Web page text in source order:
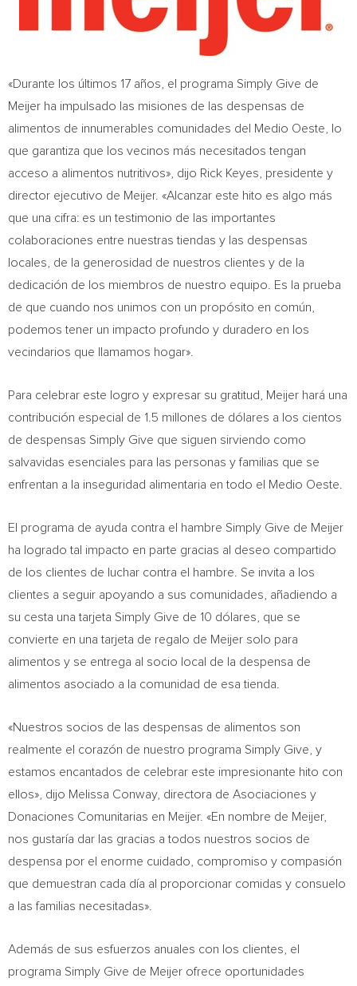
«Durante los últimos 17 años, el programa Simply Give de
Meijer ha impulsado las misiones de las despensas de
alimentos de innumerables comunidades del
Medio Oeste , lo
que garantiza que los vecinos más necesitados tengan
acceso a alimentos nutritivos», dijo Rick Keyes , presidente y
director ejecutivo de Meijer. «Alcanzar este hito es algo más
que una cifra: es un testimonio de las importantes
colaboraciones entre nuestras tiendas y las despensas
locales, de la generosidad de nuestros clientes y de la
dedicación de los miembros de nuestro equipo. Es la prueba
de que cuando nos unimos con un propósito en común,
podemos tener un impacto profundo y duradero en los
vecindarios que llamamos hogar».
Para celebrar este logro y expresar su gratitud, Meijer hará una
contribución especial de 1.5 millones de dólares a los cientos
de despensas Simply Give que siguen sirviendo como
salvavidas esenciales para las personas y familias que se
enfrentan a la inseguridad alimentaria en todo el
Medio Oeste
El programa de ayuda contra el hambre Simply Give de Meijer
ha logrado tal impacto en parte gracias al deseo compartido
de los clientes de luchar contra el hambre. Se invita a los
clientes a seguir apoyando a sus comunidades, añadiendo a
su cesta una tarjeta Simply Give de 10 dólares, que se
convierte en una tarjeta de regalo de Meijer solo para
alimentos y se entrega al socio local de la despensa de
alimentos asociado a la comunidad de esa tienda.
«Nuestros socios de las despensas de alimentos son
realmente el corazón de nuestro programa Simply Give, y
estamos encantados de celebrar este impresionante hito con
ellos», dijo Melissa Conway, directora de Asociaciones y
Donaciones Comunitarias en Meijer. «En nombre de Meijer,
nos gustaría dar las gracias a todos nuestros socios de
despensa por el enorme cuidado, compromiso y compasión
que demuestran cada día al proporcionar comidas y consuelo
a las familias necesitadas».
Además de sus esfuerzos anuales con los clientes, el
programa Simply Give de Meijer ofrece oportunidades